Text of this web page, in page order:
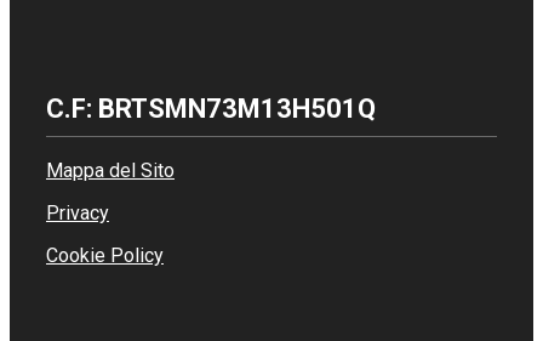
C.F: BRTSMN73M13H501Q
Mappa del Sito
Privacy
Cookie Policy